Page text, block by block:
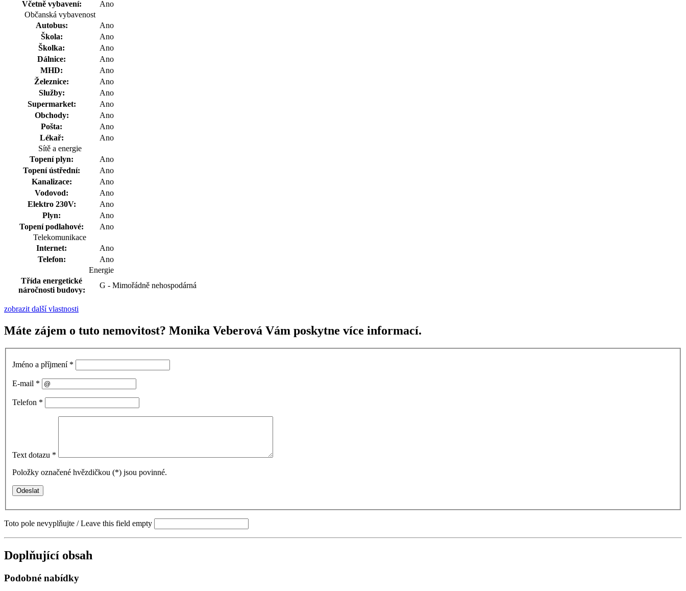
Včetně vybavení:
Ano
Občanská vybavenost
Autobus:
Ano
Škola:
Ano
Školka:
Ano
Dálnice:
Ano
MHD:
Ano
Železnice:
Ano
Služby:
Ano
Supermarket:
Ano
Obchody:
Ano
Pošta:
Ano
Lékař:
Ano
Sítě a energie
Topení plyn:
Ano
Topení ústřední:
Ano
Kanalizace:
Ano
Vodovod:
Ano
Elektro 230V:
Ano
Plyn:
Ano
Topení podlahové:
Ano
Telekomunikace
Internet:
Ano
Telefon:
Ano
Energie
Třída energetické
náročnosti budovy:
G - Mimořádně nehospodárná
zobrazit další vlastnosti
Máte zájem o tuto nemovitost? Monika Veberová Vám poskytne více informací.
Jméno a příjmení *
E-mail *
Telefon *
Text dotazu *
Položky označené hvězdičkou (*) jsou povinné.
Toto pole nevyplňujte / Leave this field empty
Doplňující obsah
Podobné nabídky